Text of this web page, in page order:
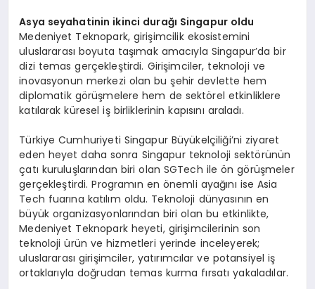
Asya seyahatinin ikinci durağı Singapur oldu
Medeniyet Teknopark, girişimcilik ekosistemini
uluslararası boyuta taşımak amacıyla Singapur’da bir
dizi temas gerçekleştirdi. Girişimciler, teknoloji ve
inovasyonun merkezi olan bu şehir devlette hem
diplomatik görüşmelere hem de sektörel etkinliklere
katılarak küresel iş birliklerinin kapısını araladı.
Türkiye Cumhuriyeti Singapur Büyükelçiliği’ni ziyaret
eden heyet daha sonra Singapur teknoloji sektörünün
çatı kuruluşlarından biri olan SGTech ile ön görüşmeler
gerçekleştirdi. Programın en önemli ayağını ise Asia
Tech fuarına katılım oldu. Teknoloji dünyasının en
büyük organizasyonlarından biri olan bu etkinlikte,
Medeniyet Teknopark heyeti, girişimcilerinin son
teknoloji ürün ve hizmetleri yerinde inceleyerek;
uluslararası girişimciler, yatırımcılar ve potansiyel iş
ortaklarıyla doğrudan temas kurma fırsatı yakaladılar.